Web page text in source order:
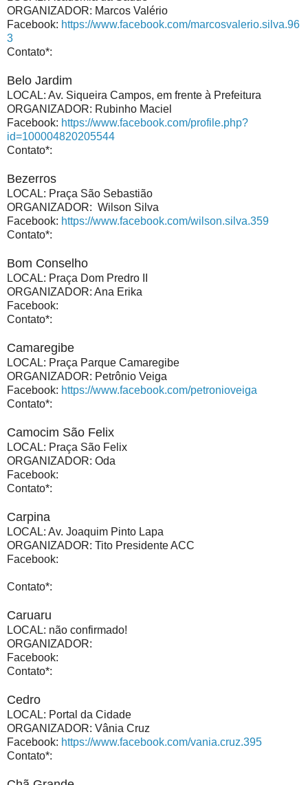
ORGANIZADOR: Marcos Valério
Facebook: https://www.facebook.com/marcosvalerio.silva.96
3
Contato*:
Belo Jardim
LOCAL: Av. Siqueira Campos, em frente à Prefeitura
ORGANIZADOR: Rubinho Maciel
Facebook: https://www.facebook.com/profile.php?
id=100004820205544
Contato*:
Bezerros
LOCAL: Praça São Sebastião
ORGANIZADOR: Wilson Silva
Facebook: https://www.facebook.com/wilson.silva.359
Contato*:
Bom Conselho
LOCAL: Praça Dom Predro II
ORGANIZADOR: Ana Erika
Facebook:
Contato*:
Camaregibe
LOCAL: Praça Parque Camaregibe
ORGANIZADOR: Petrônio Veiga
Facebook: https://www.facebook.com/petronioveiga
Contato*:
Camocim São Felix
LOCAL: Praça São Felix
ORGANIZADOR: Oda
Facebook:
Contato*:
Carpina
LOCAL: Av. Joaquim Pinto Lapa
ORGANIZADOR: Tito Presidente ACC
Facebook:
Contato*:
Caruaru
LOCAL: não confirmado!
ORGANIZADOR:
Facebook:
Contato*:
Cedro
LOCAL: Portal da Cidade
ORGANIZADOR: Vânia Cruz
Facebook: https://www.facebook.com/vania.cruz.395
Contato*: